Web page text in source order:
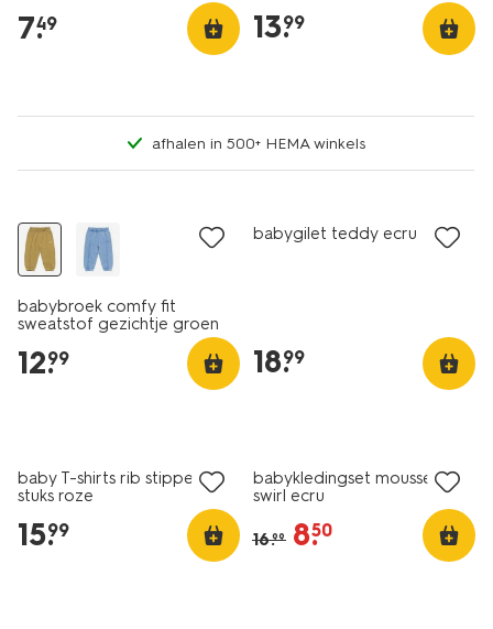
7.
49 13.
99
afhalen in 500+ HEMA winkels
babybroek comfy fit
sweatstof gezichtje groen
12.
99
babygilet teddy ecru
18.
99
baby T-shirts rib stippen - 2
stuks roze
15.
99
babykledingset mousseline
swirl ecru
16.99 8.
50